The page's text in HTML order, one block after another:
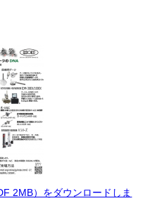
2MB）をダウンロードしま